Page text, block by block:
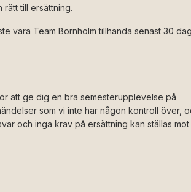
till ersättning.
vara Team Bornholm tillhanda senast 30
att ge dig en bra semesterupplevelse på
som vi inte har någon kontroll över,
och inga krav på ersättning kan ställas mot